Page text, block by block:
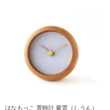
はなもっこ 置時計 紫雲（しうん）